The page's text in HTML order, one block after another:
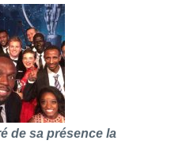
de sa présence la